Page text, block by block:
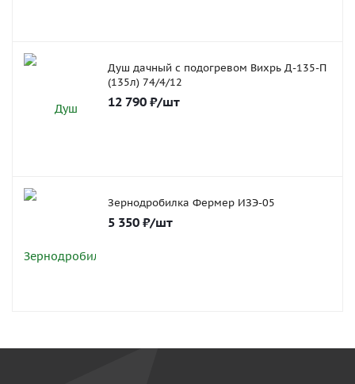
Душ дачный с подогревом Вихрь Д-135-П
(135л) 74/4/12
12 790 ₽/шт
Зернодробилка Фермер ИЗЭ-05
5 350 ₽/шт